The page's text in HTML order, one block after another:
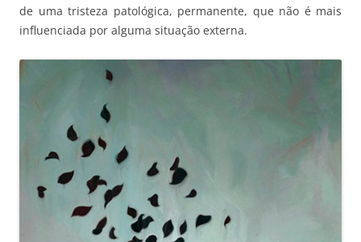
de uma tristeza patológica, permanente, que não é mais
influenciada por alguma situação externa.